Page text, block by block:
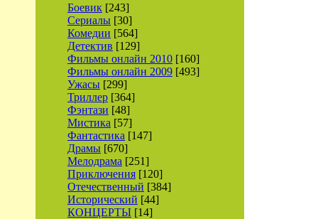
Боевик [243]
Сериалы [30]
Комедии [564]
Детектив [129]
Фильмы онлайн 2010 [160]
Фильмы онлайн 2009 [493]
Ужасы [299]
Триллер [364]
Фэнтази [48]
Мистика [57]
Фантастика [147]
Драмы [670]
Мелодрама [251]
Приключения [120]
Отечественный [384]
Исторический [44]
КОНЦЕРТЫ [14]